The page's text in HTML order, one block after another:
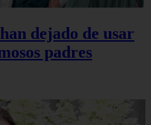
dejado de usar
padres